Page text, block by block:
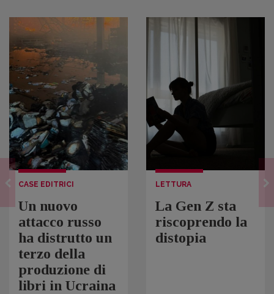
CASE EDITRICI
Un nuovo
attacco russo
ha distrutto un
terzo della
produzione di
libri in Ucraina
LETTURA
La Gen Z sta
riscoprendo la
distopia